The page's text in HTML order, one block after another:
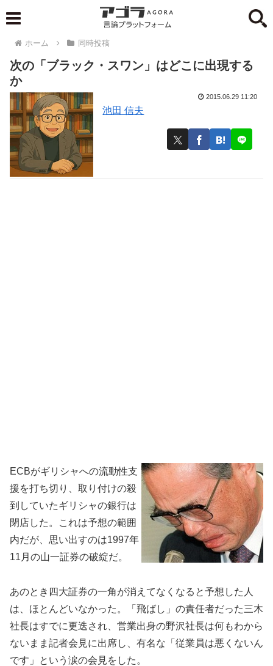
ホーム 同時投稿
次の「ブラック・スワン」はどこに出現する
か
池田 信夫
2015.06.29 11:20
ECBがギリシャへの流動性支
援を打ち切り、取り付けの殺
到していたギリシャの銀行は
閉店した。これは予想の範囲
内だが、思い出すのは1997年
11月の山一証券の破綻だ。
あのとき四大証券の一角が消えてなくなると予想した人
は、ほとんどいなかった。「飛ばし」の責任者だった三木
社長はすでに更迭され、営業出身の野沢社長は何もわから
ないまま記者会見に出席し、有名な「従業員は悪くないん
です」という涙の会見をした。